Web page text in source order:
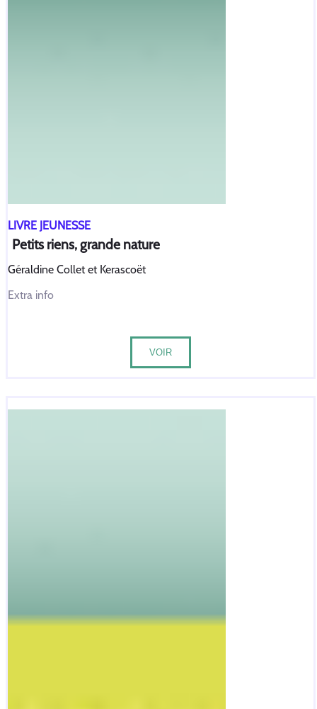
LIVRE JEUNESSE
Petits riens, grande nature
Géraldine Collet et Kerascoët
Extra info